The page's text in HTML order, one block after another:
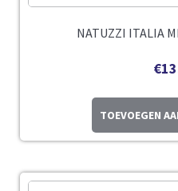
NATUZZI ITALIA
€
TOEVOEGEN